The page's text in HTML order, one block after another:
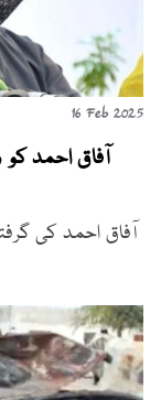
16 Feb 2025
آفاق احمد
آفاق احمد کی